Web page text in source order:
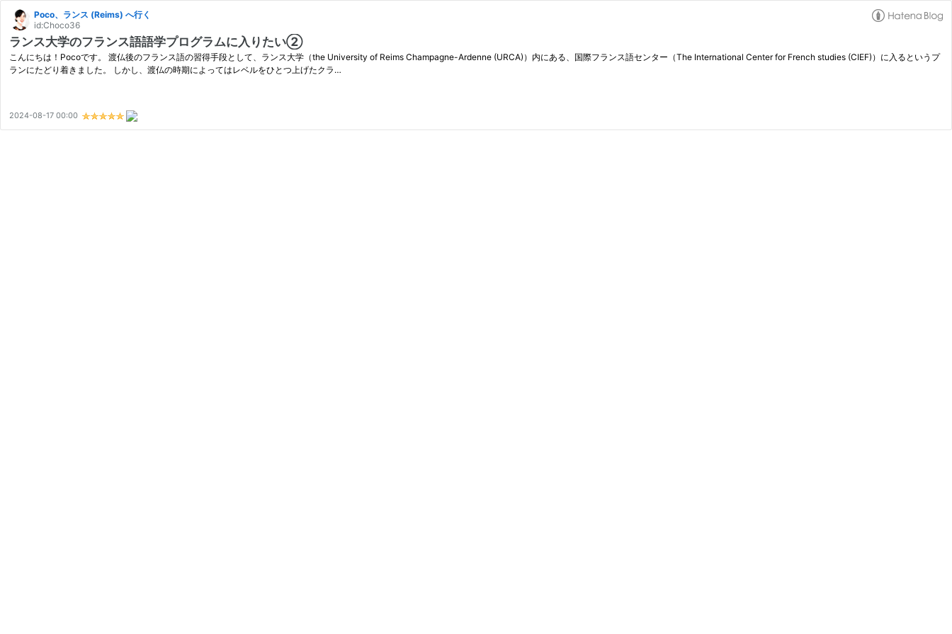
Poco、ランス (Reims) へ行く
id:Choco36
ランス大学のフランス語語学プログラムに入りたい②
こんにちは！Pocoです。 渡仏後のフランス語の習得手段として、ランス大学（the University of Reims Champagne-Ardenne (URCA)）内にある、国際フランス語センター（The International Center for French studies (CIEF)）に入るというプ
ランにたどり着きました。 しかし、渡仏の時期によってはレベルをひとつ上げたクラ…
2024-08-17 00:00